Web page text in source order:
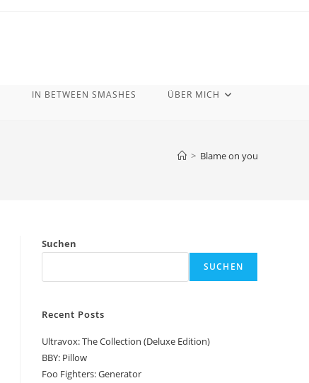
IN BETWEEN SMASHES
ÜBER MICH
> Blame on you
Suchen
SUCHEN
Recent Posts
Ultravox: The Collection (Deluxe Edition)
BBY: Pillow
Foo Fighters: Generator